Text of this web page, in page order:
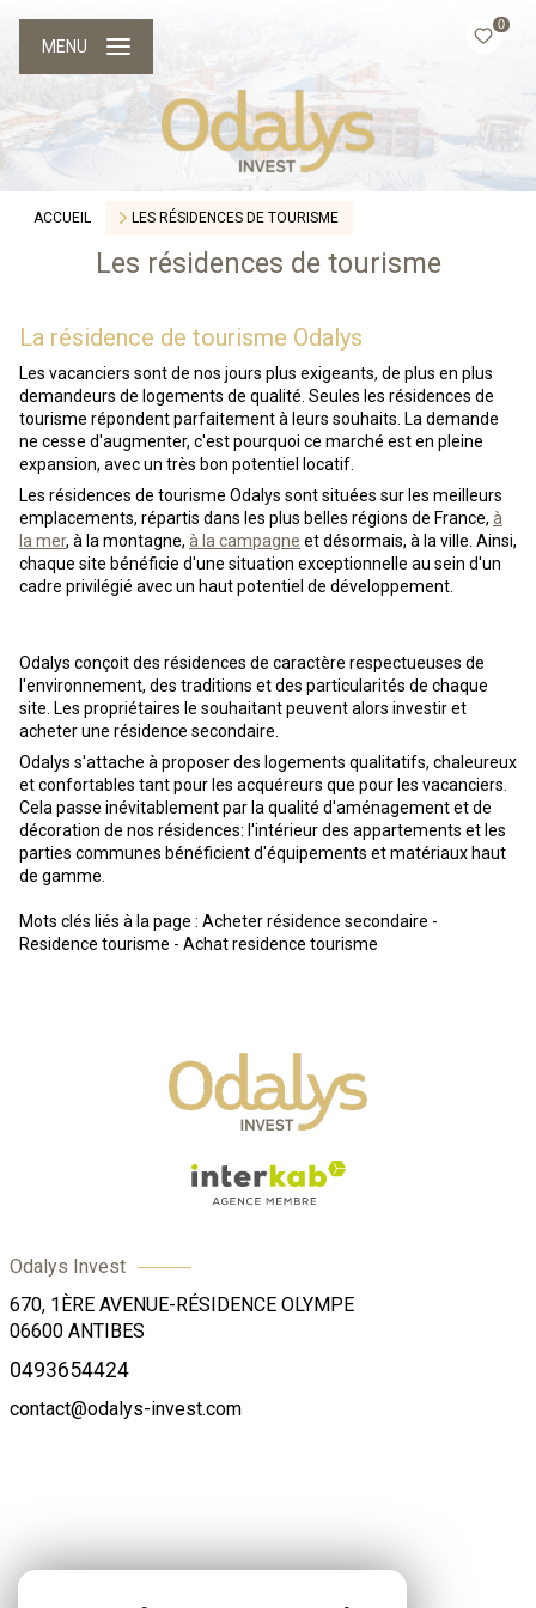
0
MENU
ACCUEIL LES RÉSIDENCES DE TOURISME
Les résidences de tourisme
La résidence de tourisme Odalys
Les vacanciers sont de nos jours plus exigeants, de plus en plus
demandeurs de logements de qualité. Seules les résidences de
tourisme répondent parfaitement à leurs souhaits. La demande
ne cesse d'augmenter, c'est pourquoi ce marché est en pleine
expansion, avec un très bon potentiel locatif.
Les résidences de tourisme Odalys sont situées sur les meilleurs
emplacements, répartis dans les plus belles régions de France, à
la mer, à la montagne, à la campagne et désormais, à la ville. Ainsi,
chaque site bénéficie d'une situation exceptionnelle au sein d'un
cadre privilégié avec un haut potentiel de développement.
Odalys conçoit des résidences de caractère respectueuses de
l'environnement, des traditions et des particularités de chaque
site. Les propriétaires le souhaitant peuvent alors investir et
acheter une résidence secondaire.
Odalys s'attache à proposer des logements qualitatifs, chaleureux
et confortables tant pour les acquéreurs que pour les vacanciers.
Cela passe inévitablement par la qualité d'aménagement et de
décoration de nos résidences: l'intérieur des appartements et les
parties communes bénéficient d'équipements et matériaux haut
de gamme.
Mots clés liés à la page : Acheter résidence secondaire -
Residence tourisme - Achat residence tourisme
Odalys Invest
670, 1ÈRE AVENUE-RÉSIDENCE OLYMPE
06600 ANTIBES
0493654424
contact@odalys-invest.com